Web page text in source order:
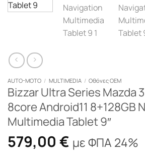
AUTO-MOTO / MULTIMEDIA / Οθόνες OEM
Bizzar Ultra Series Mazda
8core Android11 8+128GB
Multimedia Tablet 9″
579,00 € με ΦΠΑ 24%